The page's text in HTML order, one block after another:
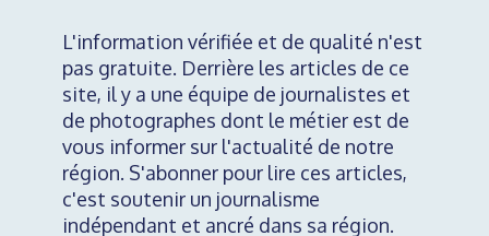
L'information vérifiée et de qualité n'est
pas gratuite. Derrière les articles de ce
site, il y a une équipe de journalistes et
de photographes dont le métier est de
vous informer sur l'actualité de notre
région. S'abonner pour lire ces articles,
c'est soutenir un journalisme
indépendant et ancré dans sa région.